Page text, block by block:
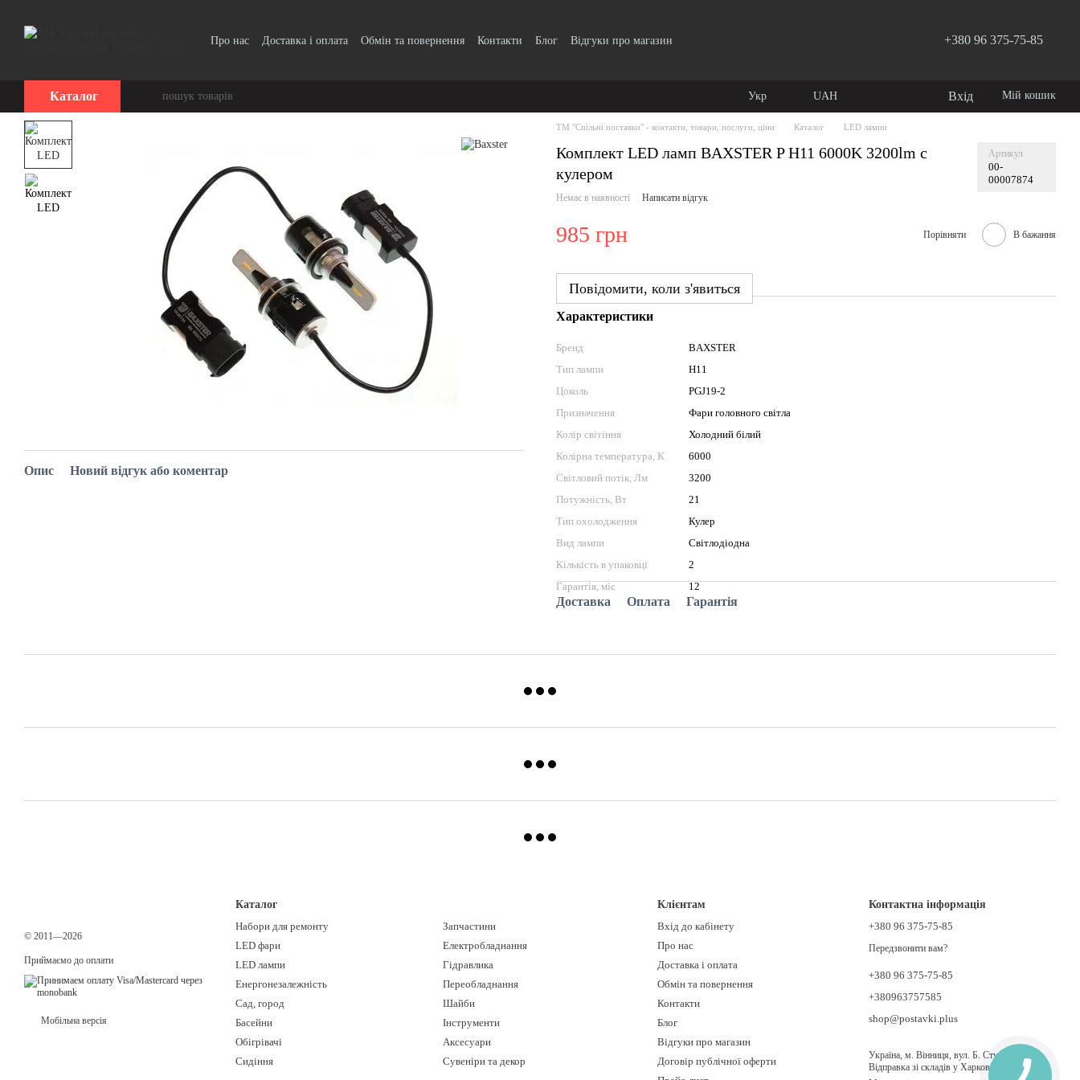
Про нас Доставка і оплата Обмін та повернення Контакти Блог
Відгуки про магазин
+380 96 375-75-85
Каталог Укр UAH Вхід Мій кошик
Опис Новий відгук або коментар
ТМ "Спільні поставки" - контакти, товари, послуги, ціни Каталог LED лампи
Комплект LED ламп BAXSTER P H11 6000K 3200lm с
кулером
Артикул
00-
00007874
Немає в наявності Написати відгук
985 грн Порівняти В бажання
Повідомити, коли з'явиться
Характеристики
Бренд
BAXSTER
Тип лампи
H11
Цоколь
PGJ19-2
Призначення
Фари головного світла
Колір світіння
Холодний білий
Колірна температура, К
6000
Світловий потік, Лм
3200
Потужність, Вт
21
Тип охолодження
Кулер
Вид лампи
Світлодіодна
Кількість в упаковці
2
Гарантія, міс
12
Доставка Оплата Гарантія
© 2011—2026
Приймаємо до оплати
Мобільна версія
Каталог
Набори для ремонту
LED фари
LED лампи
Енергонезалежність
Сад, город
Басейни
Обігрівачі
Сидіння
Запчастини
Електробладнання
Гідравлика
Переобладнання
Шайби
Інструменти
Аксесуари
Сувеніри та декор
Клієнтам
Вхід до кабінету
Про нас
Доставка і оплата
Обмін та повернення
Контакти
Блог
Відгуки про магазин
Договір публічної оферти
Контактна інформація
+380 96 375-75-85
Передзвонити вам?
+380 96 375-75-85
+380963757585
shop@postavki.plus
Україна, м. Вінниця, вул. Б. Ступки 21.
Відправка зі складів у Харкові, Києві